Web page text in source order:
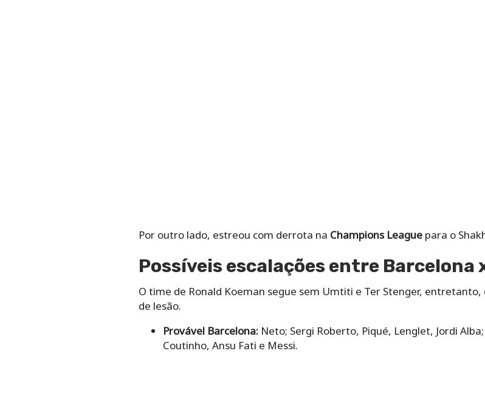
Por outro lado, estreou com derrota na Champions Leaguepara o
Possíveis escalações entre Barcelona
O time de Ronald Koeman segue sem Umtiti e Ter Stenger,
de lesão.
Provável Barcelona:Neto; Sergi Roberto, Piqué, Lenglet, Jordi
Coutinho, Ansu Fati e Messi.